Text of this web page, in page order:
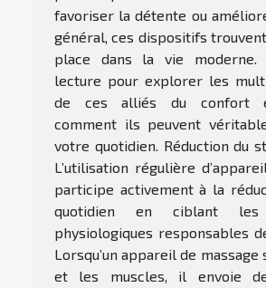
favoriser la détente ou
général, ces dispositifs
place dans la vie moderne.
lecture pour explorer les
de ces alliés du confort
comment ils peuvent
votre quotidien. Réduction du
L’utilisation régulière
participe activement à la
quotidien en ciblant les
physiologiques responsables
Lorsqu’un appareil de
et les muscles, il envoie